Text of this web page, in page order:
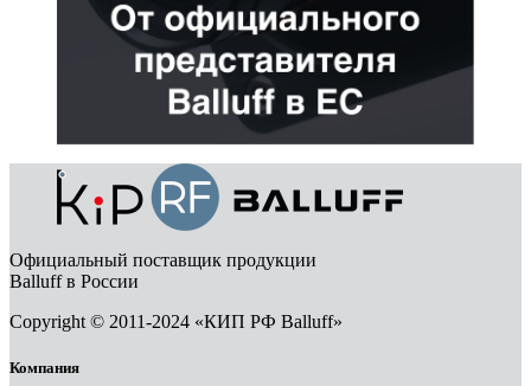
Официальный поставщик продукции
Balluff в России
Copyright © 2011-2024 «КИП РФ Balluff»
Компания